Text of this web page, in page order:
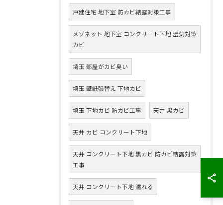
戸建住宅 地下室 防カビ結露対策工事
メゾネット 地下室 コンクリート下地 湿気対策
カビ
埼玉 部屋がカビ臭い
埼玉 壁紙張替え 下地カビ
埼玉 下地カビ 防カビ工事 天井 黒カビ
天井 カビ コンクリート下地
天井 コンクリート下地 黒カビ 防カビ結露対策
工事
天井 コンクリート下地 濡れる